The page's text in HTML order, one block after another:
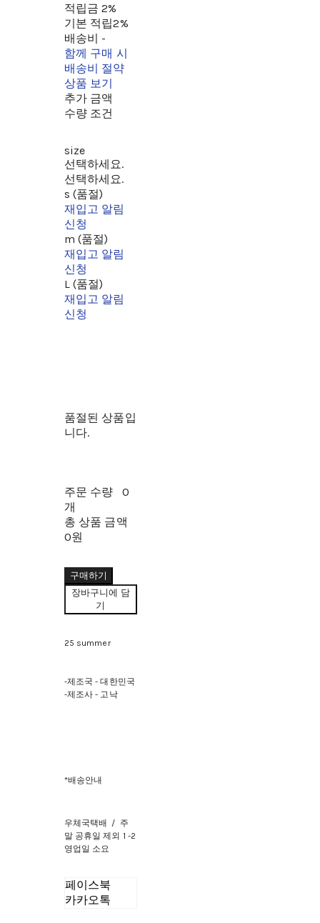
적립금 2%
기본 적립2%
배송비 -
함께 구매 시
배송비 절약
상품 보기
추가 금액
수량 조건
size
선택하세요.
선택하세요.
s (품절)
재입고 알림
신청
m (품절)
재입고 알림
신청
L (품절)
재입고 알림
신청
품절된 상품입
니다.
주문 수량
0
개
총 상품 금액
0원
구매하기
장바구니에 담
기
25 summer
-제조국 - 대한민국
-제조사 - 고낙
*배송안내
우체국택배 / 주
말 공휴일 제외 1 -2
영업일 소요
페이스북
카카오톡